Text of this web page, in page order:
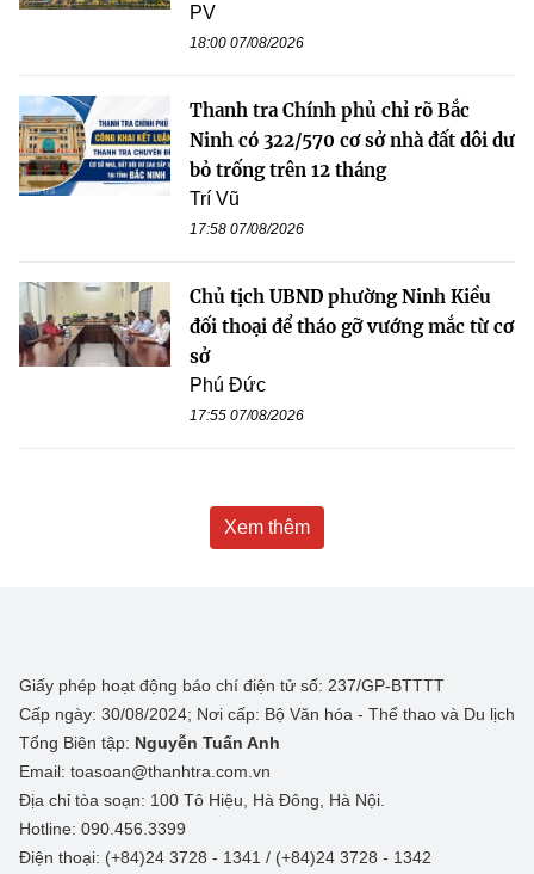
PV
18:00 07/08/2026
Thanh tra Chính phủ chỉ rõ Bắc
Ninh có 322/570 cơ sở nhà đất dôi dư
bỏ trống trên 12 tháng
Trí Vũ
17:58 07/08/2026
Chủ tịch UBND phường Ninh Kiều
đối thoại để tháo gỡ vướng mắc từ cơ
sở
Phú Đức
17:55 07/08/2026
Xem thêm
Giấy phép hoạt động báo chí điện tử số: 237/GP-BTTTT
Cấp ngày: 30/08/2024; Nơi cấp: Bộ Văn hóa - Thể thao và Du lịch
Tổng Biên tập: Nguyễn Tuấn Anh
Email: toasoan@thanhtra.com.vn
Địa chỉ tòa soạn: 100 Tô Hiệu, Hà Đông, Hà Nội.
Hotline: 090.456.3399
Điện thoại: (+84)24 3728 - 1341 / (+84)24 3728 - 1342